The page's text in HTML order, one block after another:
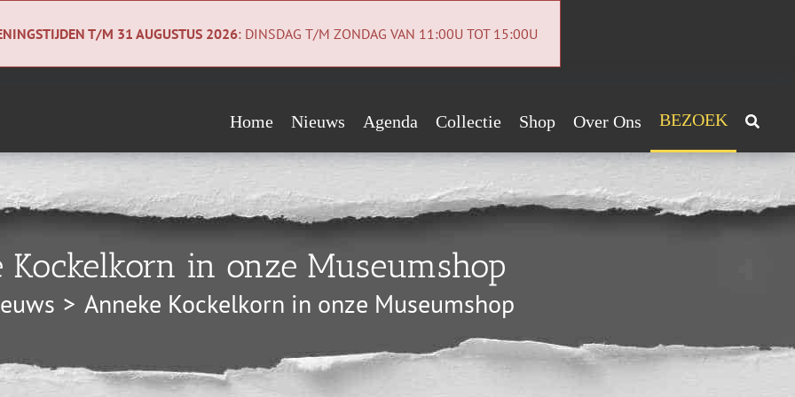
T/M 31 AUGUSTUS 2026: DINSDAG T/M ZONDAG VAN 11:00U TOT 15:00U
Home Nieuws Agenda
Archief
Collectie
Geologiecollectie Archeologiecollectie
Shop Over Ons
Wie steunen ons?
Vrienden
Begunstigers
Sponsors
Handig!
Contact
Nieuwsbrief
Privacybeleid
BEZOEK
Kockelkorn in onze Museumshop
Anneke Kockelkorn in onze Museumshop